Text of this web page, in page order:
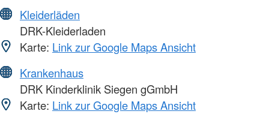
Kleiderläden
DRK-Kleiderladen
Karte: Link zur Google Maps Ansicht
Krankenhaus
DRK Kinderklinik Siegen gGmbH
Karte: Link zur Google Maps Ansicht